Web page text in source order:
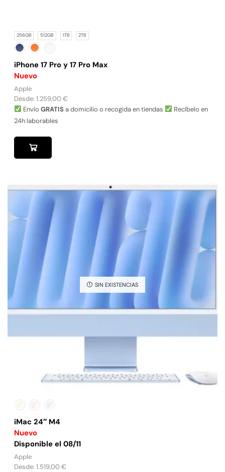
256GB 512GB 1TB 2TB
iPhone 17 Pro y 17 Pro Max
Nuevo
Apple
Desde: 1.259,00€
Envío GRATISa domicilio o recogida en tiendas
Recíbelo en
24h laborables
SIN EXISTENCIAS
iMac 24″ M4
Nuevo
Disponible el 08/11
Apple
Desde: 1.519,00€